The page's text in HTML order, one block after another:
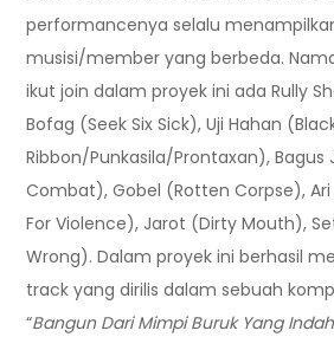
performancenya selalu
musisi/member yang berbeda.
ikut join dalam proyek ini ada Rully
Bofag (Seek Six Sick), Uji Hahan
Ribbon/Punkasila/Prontaxan), Bagus
Combat), Gobel (Rotten Corpse), Ari
For Violence), Jarot (Dirty Mouth),
Wrong). Dalam proyek ini berhasil
track yang dirilis dalam sebuah
“Bangun Dari Mimpi Buruk Yang